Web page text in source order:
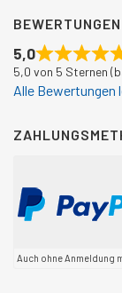
BEWERTUNGEN
5,0
5,0 von 5 Sternen
Alle Bewertungen
Auch ohne Anmeldung